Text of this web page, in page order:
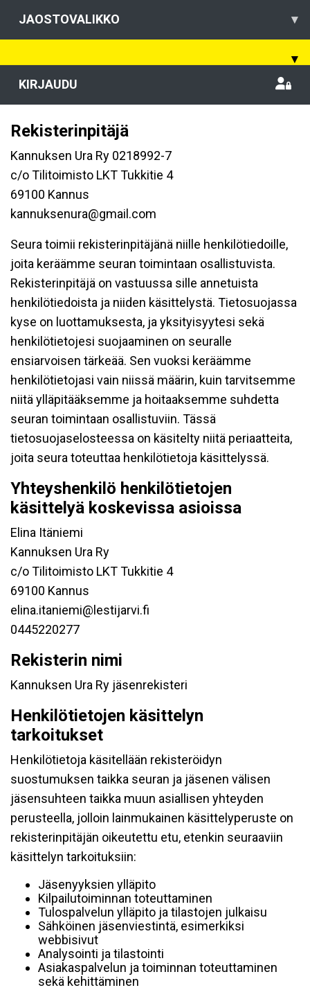
JAOSTOVALIKKO ▾
▾
KIRJAUDU
Rekisterinpitäjä
Kannuksen Ura Ry 0218992-7
c/o Tilitoimisto LKT Tukkitie 4
69100 Kannus
kannuksenura@gmail.com
Seura toimii rekisterinpitäjänä niille henkilötiedoille,
joita keräämme seuran toimintaan osallistuvista.
Rekisterinpitäjä on vastuussa sille annetuista
henkilötiedoista ja niiden käsittelystä. Tietosuojassa
kyse on luottamuksesta, ja yksityisyytesi sekä
henkilötietojesi suojaaminen on seuralle
ensiarvoisen tärkeää. Sen vuoksi keräämme
henkilötietojasi vain niissä määrin, kuin tarvitsemme
niitä ylläpitääksemme ja hoitaaksemme suhdetta
seuran toimintaan osallistuviin. Tässä
tietosuojaselosteessa on käsitelty niitä periaatteita,
joita seura toteuttaa henkilötietoja käsittelyssä.
Yhteyshenkilö henkilötietojen
käsittelyä koskevissa asioissa
Elina Itäniemi
Kannuksen Ura Ry
c/o Tilitoimisto LKT Tukkitie 4
69100 Kannus
elina.itaniemi@lestijarvi.fi
0445220277
Rekisterin nimi
Kannuksen Ura Ry jäsenrekisteri
Henkilötietojen käsittelyn
tarkoitukset
Henkilötietoja käsitellään rekisteröidyn
suostumuksen taikka seuran ja jäsenen välisen
jäsensuhteen taikka muun asiallisen yhteyden
perusteella, jolloin lainmukainen käsittelyperuste on
rekisterinpitäjän oikeutettu etu, etenkin seuraaviin
käsittelyn tarkoituksiin:
Jäsenyyksien ylläpito
Kilpailutoiminnan toteuttaminen
Tulospalvelun ylläpito ja tilastojen julkaisu
Sähköinen jäsenviestintä, esimerkiksi
webbisivut
Analysointi ja tilastointi
Asiakaspalvelun ja toiminnan toteuttaminen
sekä kehittäminen